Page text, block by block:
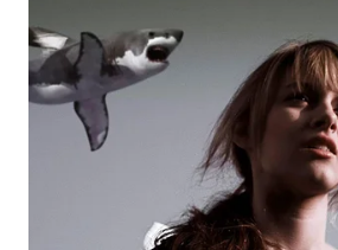
SULSEL
WN
GORONTALO